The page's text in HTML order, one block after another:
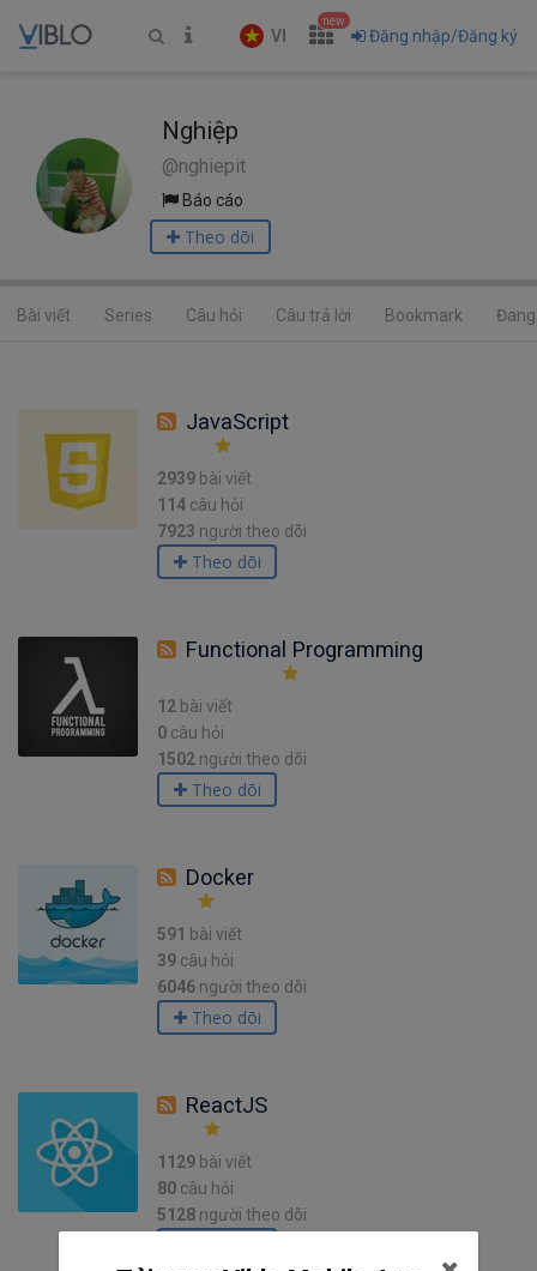
VI
new
Đăng nhập/Đăng ký
Nghiệp
@nghiepit
Báo cáo
Theo dõi
Bài viết Series Câu hỏi Câu trả lời Bookmark
JavaScript
2939 bài viết
114 câu hỏi
7923 người theo dõi
Theo dõi
Functional Programming
12 bài viết
0 câu hỏi
1502 người theo dõi
Theo dõi
Docker
591 bài viết
39 câu hỏi
6046 người theo dõi
Theo dõi
ReactJS
1129 bài viết
80 câu hỏi
5128 người theo dõi